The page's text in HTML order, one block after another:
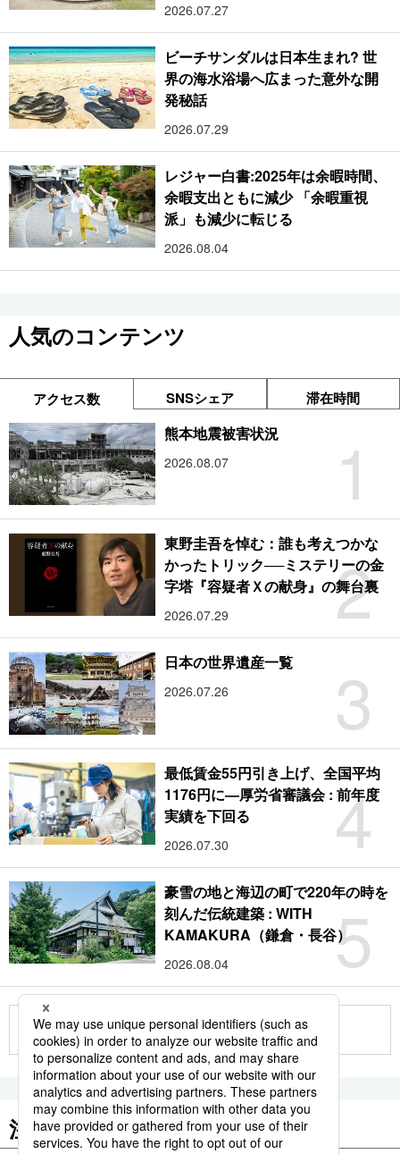
2026.07.27
ビーチサンダルは日本生まれ? 世
界の海水浴場へ広まった意外な開
発秘話
2026.07.29
レジャー白書:2025年は余暇時間、
余暇支出ともに減少 「余暇重視
派」も減少に転じる
2026.08.04
人気のコンテンツ
アクセス数 SNSシェア 滞在時間
1
熊本地震被害状況
2026.08.07
2
東野圭吾を悼む：誰も考えつかな
かったトリック──ミステリーの金
字塔『容疑者Ｘの献身』の舞台裏
2026.07.29
3
日本の世界遺産一覧
2026.07.26
4
最低賃金55円引き上げ、全国平均
1176円に―厚労省審議会 : 前年度
実績を下回る
2026.07.30
5
豪雪の地と海辺の町で220年の時を
刻んだ伝統建築 : WITH
KAMAKURA（鎌倉・長谷）
2026.08.04
もっと見る
注目のキーワード